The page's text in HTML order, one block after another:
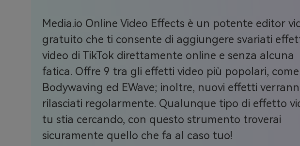
Media.io Online Video Effects è un potente editor
gratuito che ti consente di aggiungere svariati
video di TikTok direttamente online e senza alcuna
fatica. Offre 9 tra gli effetti video più popolari, come
Bodywaving ed EWave; inoltre, nuovi effetti
rilasciati regolarmente. Qualunque tipo di effetto
tu stia cercando, con questo strumento troverai
sicuramente quello che fa al caso tuo!